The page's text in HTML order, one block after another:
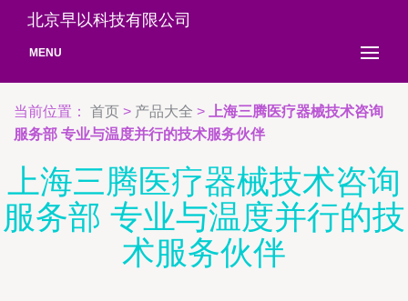
北京早以科技有限公司
MENU
当前位置： 首页 > 产品大全 >
上海三腾医疗器械技术咨询
服务部 专业与温度并行的技术服务伙伴
上海三腾医疗器械技术咨询
服务部 专业与温度并行的技
术服务伙伴